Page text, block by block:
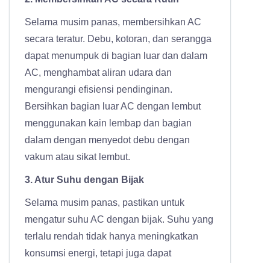
Selama musim panas, membersihkan AC
secara teratur. Debu, kotoran, dan serangga
dapat menumpuk di bagian luar dan dalam
AC, menghambat aliran udara dan
mengurangi efisiensi pendinginan.
Bersihkan bagian luar AC dengan lembut
menggunakan kain lembap dan bagian
dalam dengan menyedot debu dengan
vakum atau sikat lembut.
3. Atur Suhu dengan Bijak
Selama musim panas, pastikan untuk
mengatur suhu AC dengan bijak. Suhu yang
terlalu rendah tidak hanya meningkatkan
konsumsi energi, tetapi juga dapat